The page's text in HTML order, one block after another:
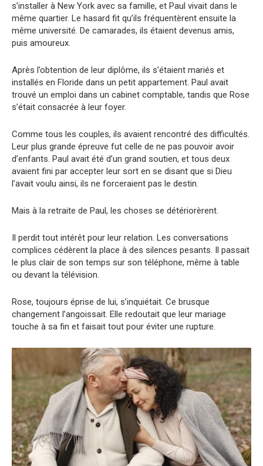
s’installer à New York avec sa famille, et Paul vivait dans le
même quartier. Le hasard fit qu’ils fréquentèrent ensuite la
même université. De camarades, ils étaient devenus amis,
puis amoureux.
Après l’obtention de leur diplôme, ils s’étaient mariés et
installés en Floride dans un petit appartement. Paul avait
trouvé un emploi dans un cabinet comptable, tandis que Rose
s’était consacrée à leur foyer.
Comme tous les couples, ils avaient rencontré des difficultés.
Leur plus grande épreuve fut celle de ne pas pouvoir avoir
d’enfants. Paul avait été d’un grand soutien, et tous deux
avaient fini par accepter leur sort en se disant que si Dieu
l’avait voulu ainsi, ils ne forceraient pas le destin.
Mais à la retraite de Paul, les choses se détériorèrent.
Il perdit tout intérêt pour leur relation. Les conversations
complices cédèrent la place à des silences pesants. Il passait
le plus clair de son temps sur son téléphone, même à table
ou devant la télévision.
Rose, toujours éprise de lui, s’inquiétait. Ce brusque
changement l’angoissait. Elle redoutait que leur mariage
touche à sa fin et faisait tout pour éviter une rupture.